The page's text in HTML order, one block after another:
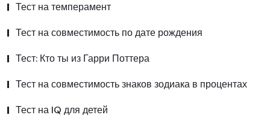
Тест на темперамент
Тест на совместимость по дате рождения
Тест: Кто ты из Гарри Поттера
Тест на совместимость знаков зодиака в процентах
Тест на IQ для детей